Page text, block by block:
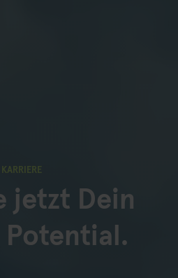
KARRIERE
jetzt Dein
Potential.